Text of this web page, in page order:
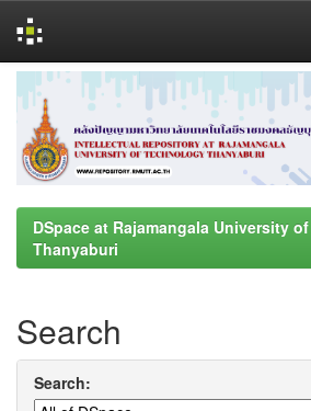
navigation
DSpace at Rajamangala University
Thanyaburi
Search
Search: